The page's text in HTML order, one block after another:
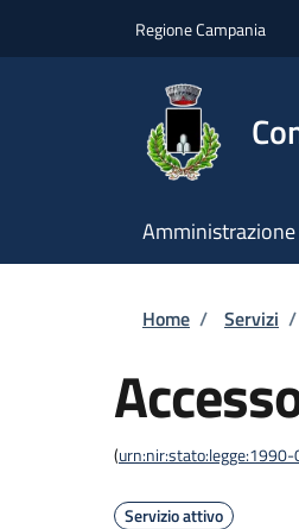
Regione Campania
Amministrazione
Home / Servizi /
(
Servizio attivo